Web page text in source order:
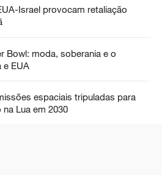
Israel provocam retaliação
Bowl: moda, soberania e o
e EUA
espaciais tripuladas para
Lua em 2030